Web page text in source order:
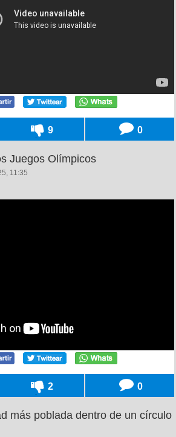
9 0
Juegos Olímpicos
11:35
2 0
más poblada dentro de un círculo